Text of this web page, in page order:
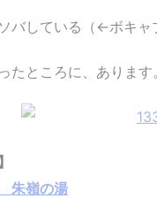
バしている（←ボキャ
たところに、ありま
朱嶺の湯